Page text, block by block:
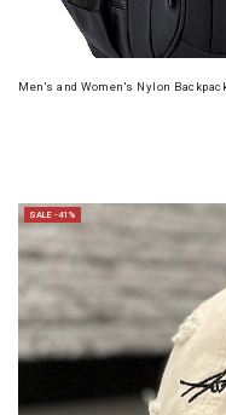
Men's and Women's Nylon
SALE -41%